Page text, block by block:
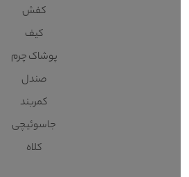
کفش
کیف
پوشاک چرم
صندل
کمربند
جاسوئیچی
کلاه